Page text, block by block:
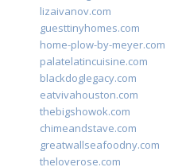
lizaivanov.com
guesttinyhomes.com
home-plow-by-meyer.com
palatelatincuisine.com
blackdoglegacy.com
eatvivahouston.com
thebigshowok.com
chimeandstave.com
greatwallseafoodny.com
theloverose.com